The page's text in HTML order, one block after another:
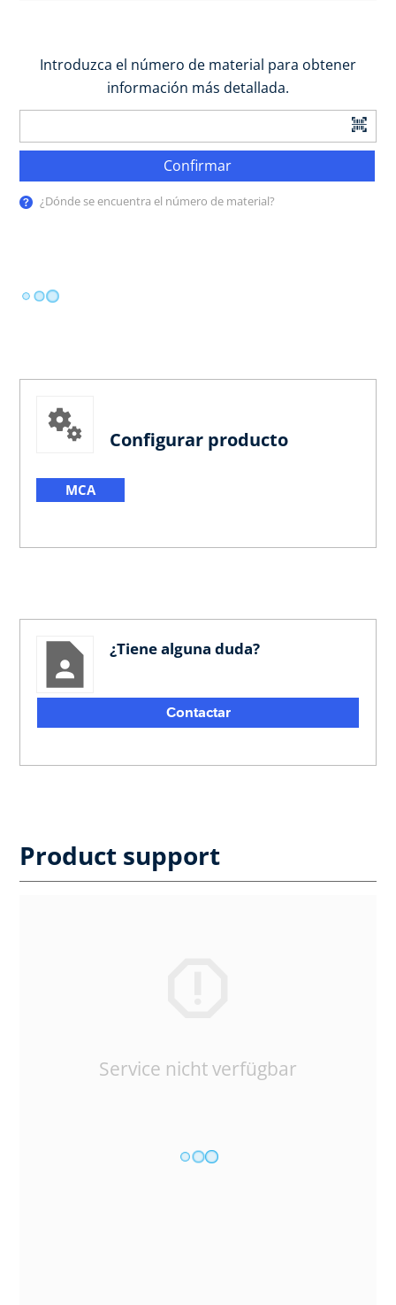
Introduzca el número de material para obtener
información más detallada.
Confirmar
¿Dónde se encuentra el número de material?
Configurar producto
MCA
¿Tiene alguna duda?
Contactar
Product support
Service nicht verfügbar